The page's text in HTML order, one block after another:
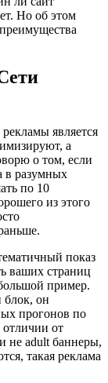
Но об этом
является
а
о том, если
в разумных
по 10
из этого
показ
ваших страниц
пример.
блок, он
прогонов по
отличии от
не adult баннеры,
такая реклама